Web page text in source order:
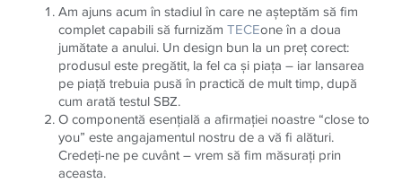
Am ajuns acum în stadiul în care ne aşteptăm să fim
complet capabili să furnizăm TECEone în a doua
jumătate a anului. Un design bun la un preţ corect:
produsul este pregătit, la fel ca şi piaţa – iar lansarea
pe piaţă trebuia pusă în practică de mult timp, după
cum arată testul SBZ.
O componentă esenţială a afirmaţiei noastre “close to
you” este angajamentul nostru de a vă fi alături.
Credeţi-ne pe cuvânt – vrem să fim măsuraţi prin
aceasta.